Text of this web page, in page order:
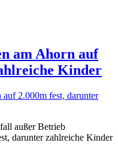
am Ahorn auf
Kinder
außer Betrieb
darunter zahlreiche Kinder